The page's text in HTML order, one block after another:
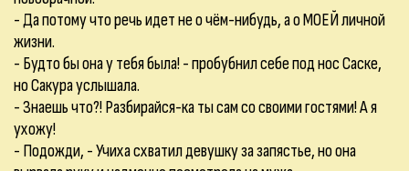
- Да потому что речь идет не о чём-нибудь, а о МОЕЙ личной
жизни.
- Будто бы она у тебя была! - пробубнил себе под нос Саске,
но Сакура услышала.
- Знаешь что?! Разбирайся-ка ты сам со своими гостями! А я
ухожу!
- Подожди, - Учиха схватил девушку за запястье, но она